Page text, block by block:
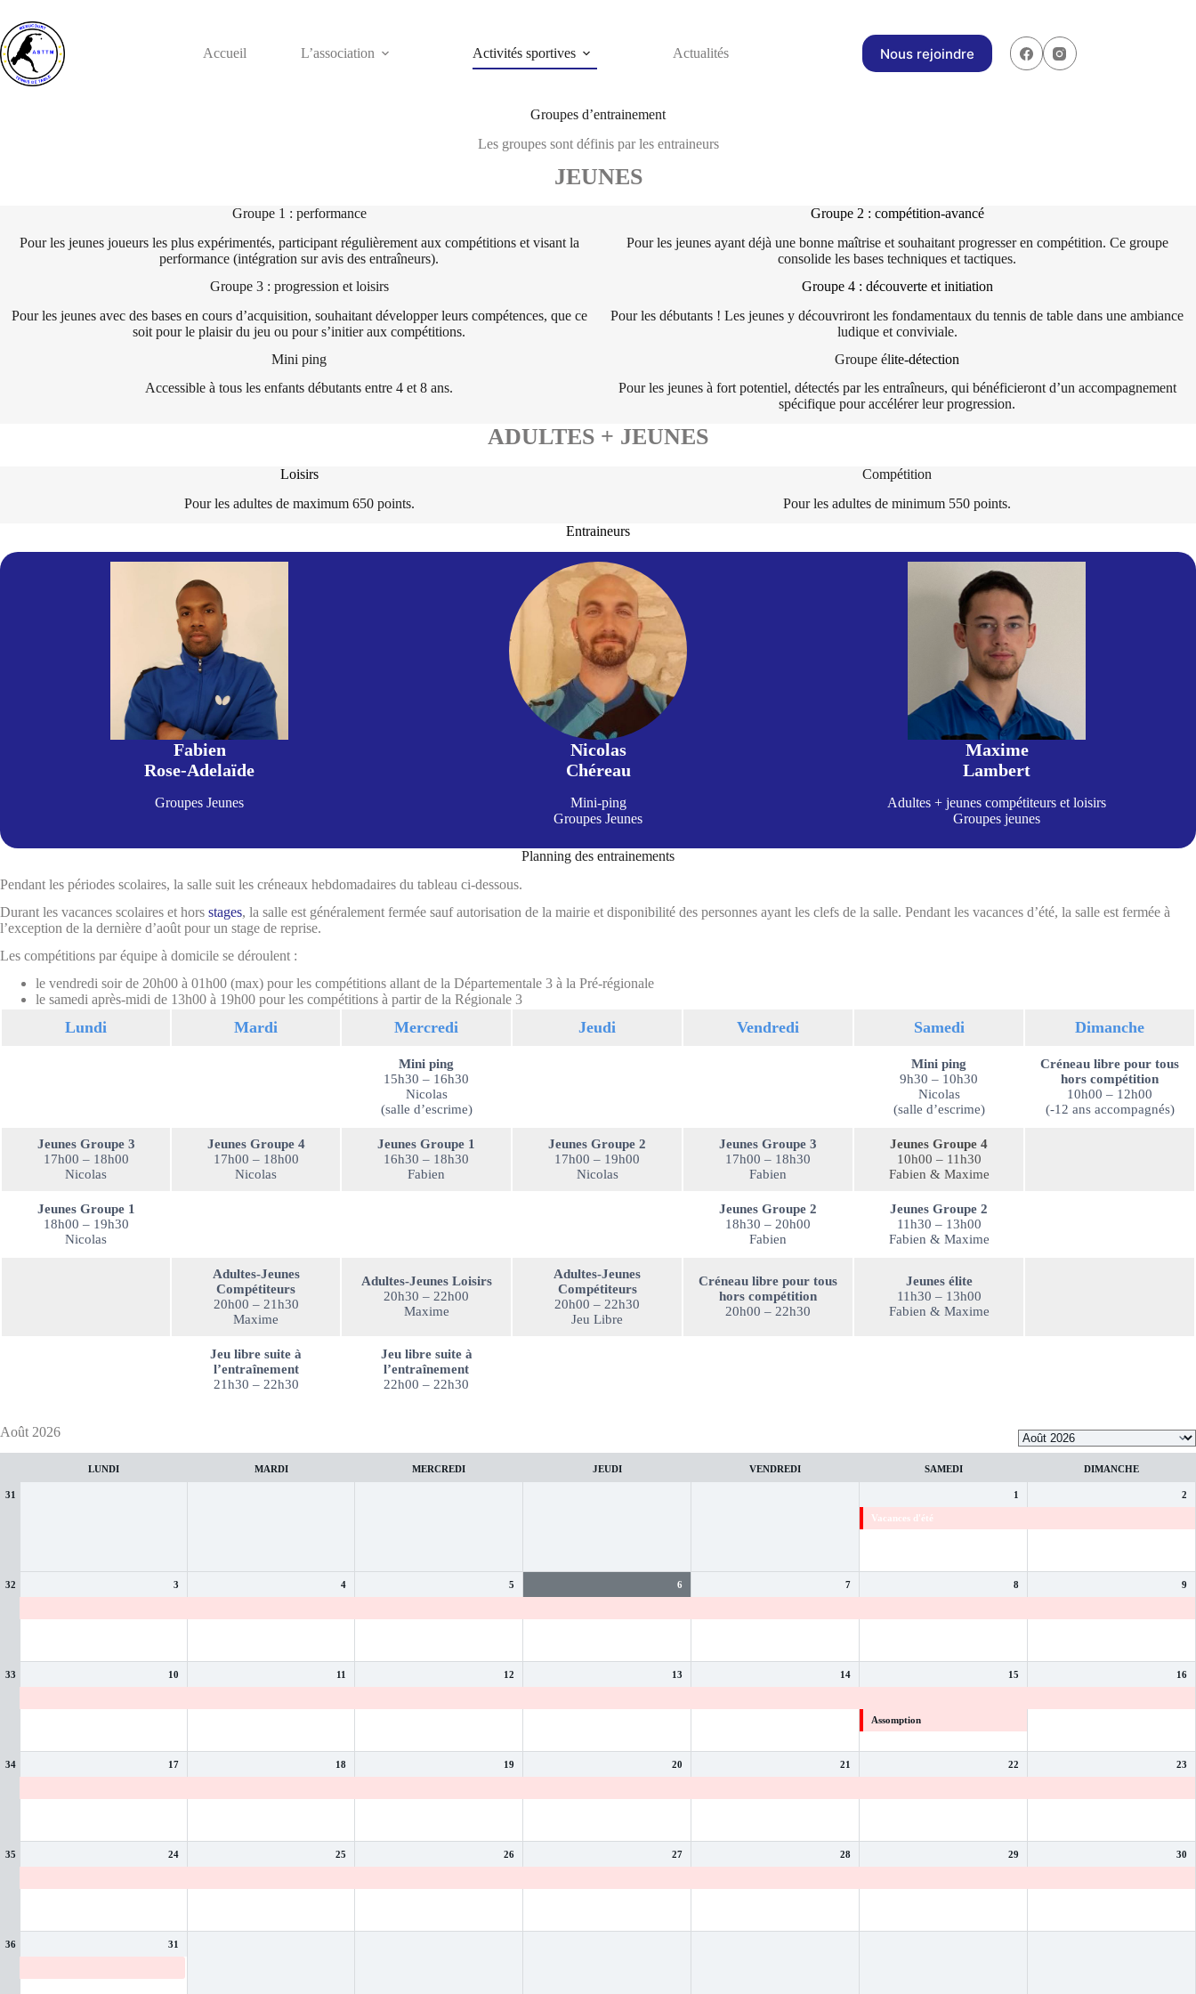
contenu
Accueil
L’association Activités sportives Actualités Nous rejoindre
Groupes d’entrainement
Les groupes sont définis par les entraineurs
JEUNES
Groupe 1 : performance
Pour les jeunes joueurs les plus expérimentés, participant régulièrement aux compétitions et visant la
performance (intégration sur avis des entraîneurs).
Groupe 2 : compétition-avancé
Pour les jeunes ayant déjà une bonne maîtrise et souhaitant progresser en compétition. Ce groupe
consolide les bases techniques et tactiques.
Groupe 3 : progression et loisirs
Pour les jeunes avec des bases en cours d’acquisition, souhaitant développer leurs compétences, que ce
soit pour le plaisir du jeu ou pour s’initier aux compétitions.
Groupe 4 : découverte et initiation
Pour les débutants ! Les jeunes y découvriront les fondamentaux du tennis de table dans une ambiance
ludique et conviviale.
Mini ping
Accessible à tous les enfants débutants entre 4 et 8 ans.
Groupe élite-détection
Pour les jeunes à fort potentiel, détectés par les entraîneurs, qui bénéficieront d’un accompagnement
spécifique pour accélérer leur progression.
ADULTES + JEUNES
Loisirs
Pour les adultes de maximum 650 points.
Compétition
Pour les adultes de minimum 550 points.
Entraineurs
Fabien
Rose-Adelaïde
Groupes Jeunes
Nicolas
Chéreau
Mini-ping
Groupes Jeunes
Maxime
Lambert
Adultes + jeunes compétiteurs et loisirs
Groupes jeunes
Planning des entrainements
Pendant les périodes scolaires, la salle suit les créneaux hebdomadaires du tableau ci-dessous.
Durant les vacances scolaires et hors stages, la salle est généralement fermée sauf autorisation de la mairie et disponibilité des personnes ayant les clefs de la salle. Pendant les vacances d’été, la salle est fermée à
l’exception de la dernière d’août pour un stage de reprise.
Les compétitions par équipe à domicile se déroulent :
le vendredi soir de 20h00 à 01h00 (max) pour les compétitions allant de la Départementale 3 à la Pré-régionale
le samedi après-midi de 13h00 à 19h00 pour les compétitions à partir de la Régionale 3
Lundi Mardi Mercredi Jeudi Vendredi Samedi Dimanche
Mini ping
15h30 – 16h30
Nicolas
(salle d’escrime)
Mini ping
9h30 – 10h30
Nicolas
(salle d’escrime)
Créneau libre pour tous
hors compétition
10h00 – 12h00
(-12 ans accompagnés)
Jeunes Groupe 3
17h00 – 18h00
Nicolas
Jeunes Groupe 4
17h00 – 18h00
Nicolas
Jeunes Groupe 1
16h30 – 18h30
Fabien
Jeunes Groupe 2
17h00 – 19h00
Nicolas
Jeunes Groupe 3
17h00 – 18h30
Fabien
Jeunes Groupe 4
10h00 – 11h30
Fabien & Maxime
Jeunes Groupe 1
18h00 – 19h30
Nicolas
Jeunes Groupe 2
18h30 – 20h00
Fabien
Jeunes Groupe 2
11h30 – 13h00
Fabien & Maxime
Adultes-Jeunes
Compétiteurs
20h00 – 21h30
Maxime
Adultes-Jeunes Loisirs
20h30 – 22h00
Maxime
Adultes-Jeunes
Compétiteurs
20h00 – 22h30
Jeu Libre
Créneau libre pour tous
hors compétition
20h00 – 22h30
Jeunes élite
11h30 – 13h00
Fabien & Maxime
Jeu libre suite à
l’entraînement
21h30 – 22h30
Jeu libre suite à
l’entraînement
22h00 – 22h30
Sélection
Août 2026
LUNDI MARDI MERCREDI JEUDI VENDREDI SAMEDI DIMANCHE
31 1
Vacances d'été
2
32 3 4 5 6 7 8 9
33 10 11 12 13 14 15
Assomption
16
34 17 18 19 20 21 22 23
35 24 25 26 27 28 29 30
36 31